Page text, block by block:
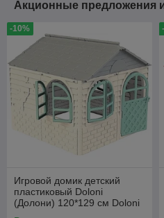
Акционные предложения
-10%
Игровой домик детский
пластиковый Doloni
(Долони) 120*129 см Doloni